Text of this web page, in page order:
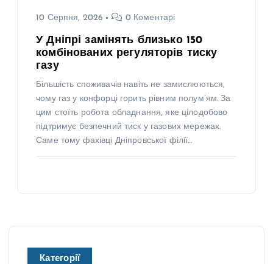
10 Серпня, 2026 0 Коментарі
У Дніпрі замінять близько 150
комбінованих регуляторів тиску
газу
Більшість споживачів навіть не замислюються,
чому газ у конфорці горить рівним полум’ям. За
цим стоїть робота обладнання, яке цілодобово
підтримує безпечний тиск у газових мережах.
Саме тому фахівці Дніпровської філії…
Категорії